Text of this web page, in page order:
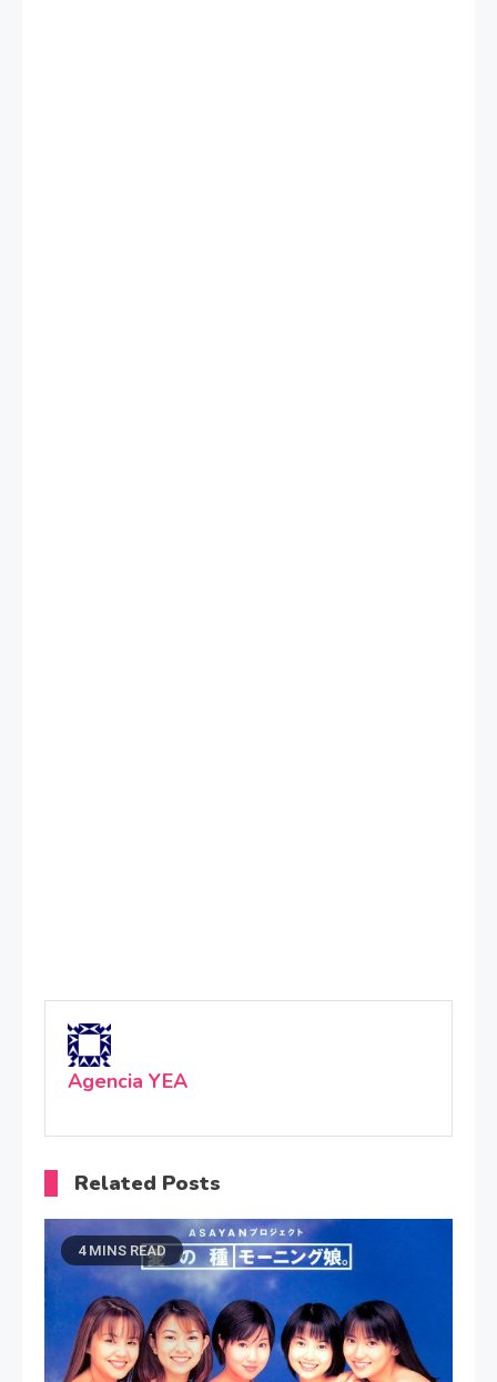
Agencia YEA
Related Posts
4 MINS READ